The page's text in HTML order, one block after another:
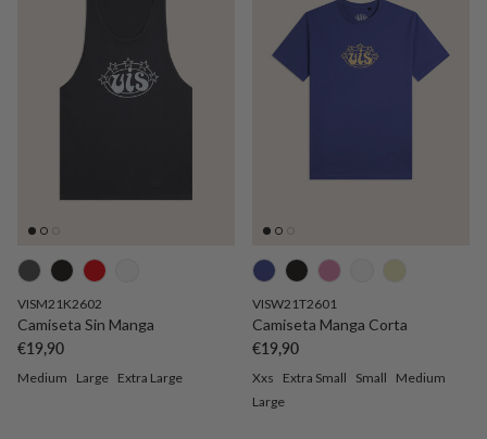
VISM21K2602
Camiseta Sin Manga
Precio normal
€19,90
Medium Large Extra Large
VISW21T2601
Camiseta Manga Corta
Precio normal
€19,90
Xxs Extra Small Small
Medium
Large